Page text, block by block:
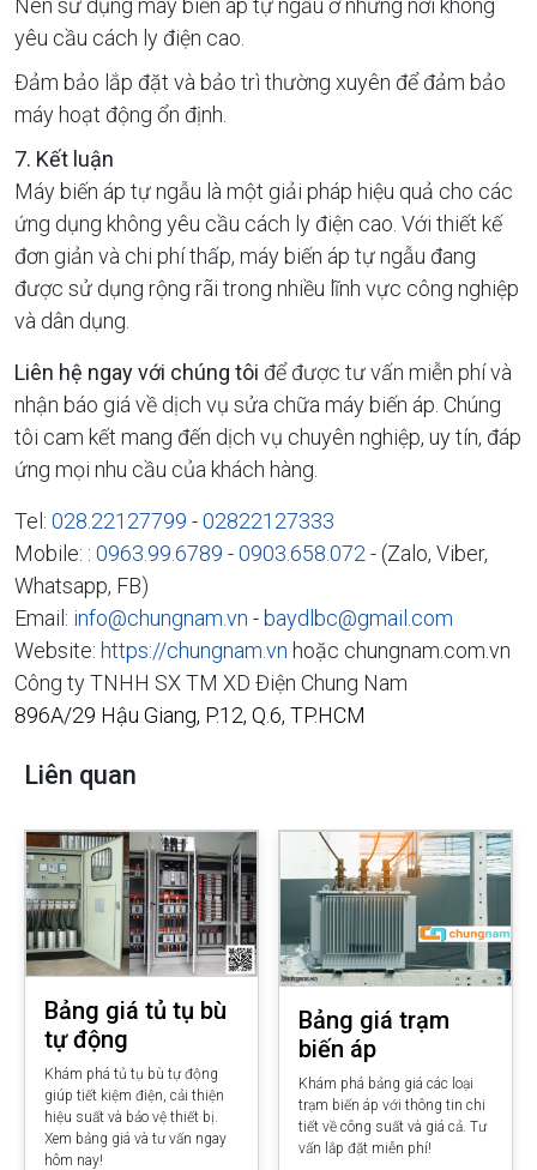
yêu cầu cách ly điện cao.
Đảm bảo lắp đặt và bảo trì thường xuyên để đảm bảo
máy hoạt động ổn định.
7. Kết luận
Máy biến áp tự ngẫu là một giải pháp hiệu quả cho các
ứng dụng không yêu cầu cách ly điện cao. Với thiết kế
đơn giản và chi phí thấp, máy biến áp tự ngẫu đang
được sử dụng rộng rãi trong nhiều lĩnh vực công nghiệp
và dân dụng.
Liên hệ ngay với chúng tôi để được tư vấn miễn phí và
nhận báo giá về dịch vụ sửa chữa máy biến áp. Chúng
tôi cam kết mang đến dịch vụ chuyên nghiệp, uy tín, đáp
ứng mọi nhu cầu của khách hàng.
Tel: 028.22127799 -02822127333
Mobile: : 0963.99.6789 -0903.658.072 - (Zalo, Viber,
Whatsapp, FB)
Email: info@chungnam.vn -baydlbc@gmail.com
Website: https://chungnam.vn hoặc chungnam.com.vn
Công ty TNHH SX TM XD Điện Chung Nam
896A/29 Hậu Giang, P.12, Q.6, TP.HCM
Liên quan
Bảng giá tủ tụ bù
tự động
Khám phá tủ tụ bù tự động
giúp tiết kiệm điện, cải thiện
hiệu suất và bảo vệ thiết bị.
Xem bảng giá và tư vấn ngay
hôm nay!
Bảng giá trạm
biến áp
Khám phá bảng giá các loại
trạm biến áp với thông tin chi
tiết về công suất và giá cả. Tư
vấn lắp đặt miễn phí!